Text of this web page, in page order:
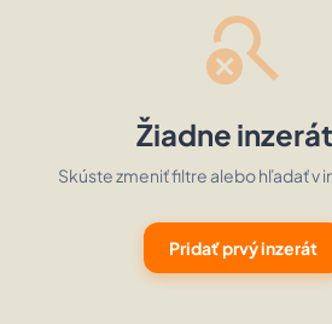
search_off
Žiadne
Skúste zmeniť filtre alebo hľadať v
Pridať prvý inzerát